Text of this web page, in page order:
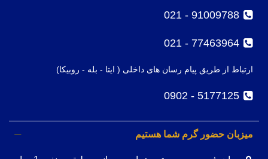
91009788 - 021
77463964 - 021
ارتباط از طریق پیام رسان های داخلی ( ایتا - بله - روبیکا)
5177125 - 0902
میزبان حضور گرم شما هستیم